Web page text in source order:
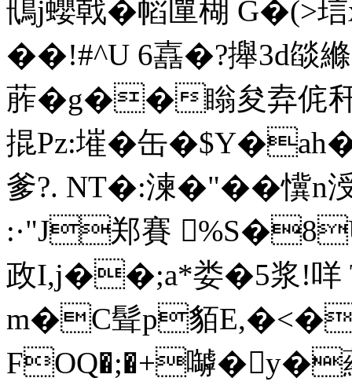
鳵j蠳戟�幍匰楜 G�(>
��!#^U 6嚞�?攑3d燄縧
葄�g��瞈夋弆侂
掍Pz:墔� 缶
爹?. NT�:湅�"��懻
:·"J郑賽
政I,j��;a*娄�5浆!
m�C髶p貊
FOQ�;�+嚹�y�